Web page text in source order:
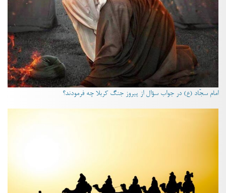
امام سجّاد (ع) در جواب سؤال از پیروز جنگ کربلا چه فرمودند؟